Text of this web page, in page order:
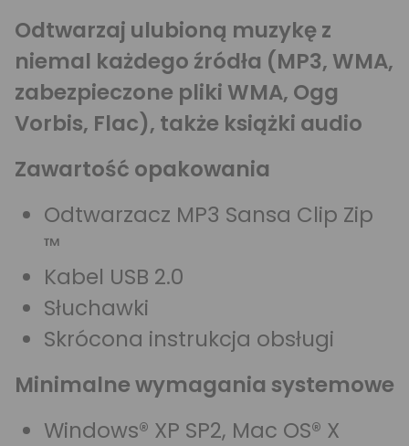
Odtwarzaj ulubioną muzykę z
niemal każdego źródła (MP3, WMA,
zabezpieczone pliki WMA, Ogg
Vorbis, Flac), także książki audio
Zawartość opakowania
Odtwarzacz MP3 Sansa Clip Zip
™
Kabel USB 2.0
Słuchawki
Skrócona instrukcja obsługi
Minimalne wymagania systemowe
Windows® XP SP2, Mac OS® X